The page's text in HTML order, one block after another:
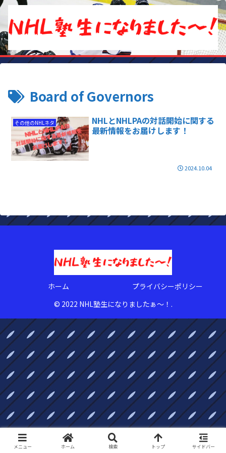
Board of Governors
その他のNHLネタ
NHLとNHLPAの対話開始に関する
最新情報をお届けします！
2024.10.04
ホーム
プライバシーポリシー
© 2022 NHL塾生になりましたぁ〜！.
メニュー ホーム 検索 トップ サイドバー